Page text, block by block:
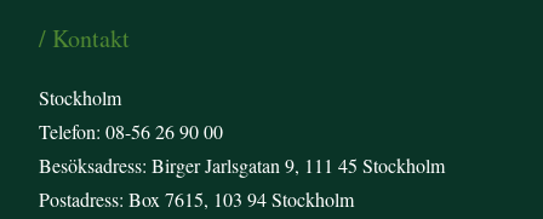
/ Kontakt
Stockholm
Telefon: 08-56 26 90 00
Besöksadress: Birger Jarlsgatan 9, 111 45 Stockholm
Postadress: Box 7615, 103 94 Stockholm